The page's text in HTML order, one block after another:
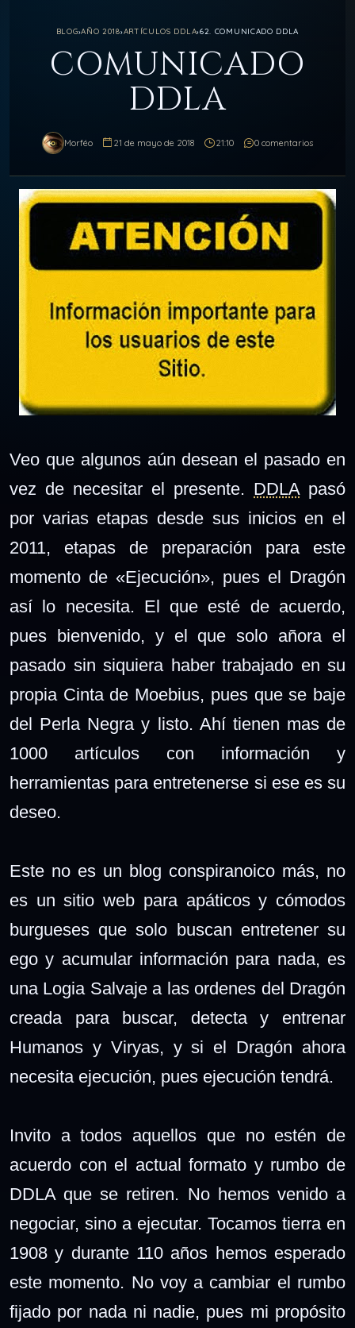
BLOG›AÑO 2018›ARTÍCULOS DDLA›62. COMUNICADO DDLA
COMUNICADO
DDLA
Morféo 21 de mayo de 2018 21:10 0 comentarios
Veo que algunos aún desean el pasado en
vez de necesitar el presente. DDLApasó
por varias etapas desde sus inicios en el
2011, etapas de preparación para este
momento de «Ejecución», pues el Dragón
así lo necesita. El que esté de acuerdo,
pues bienvenido, y el que solo añora el
pasado sin siquiera haber trabajado en su
propia Cinta de Moebius, pues que se baje
del Perla Negra y listo. Ahí tienen mas de
1000 artículos con información y
herramientas para entretenerse si ese es su
deseo.
Este no es un blog conspiranoico más, no
es un sitio web para apáticos y cómodos
burgueses que solo buscan entretener su
ego y acumular información para nada, es
una Logia Salvaje a las ordenes del Dragón
creada para buscar, detecta y entrenar
Humanos y Viryas, y si el Dragón ahora
necesita ejecución, pues ejecución tendrá.
Invito a todos aquellos que no estén de
acuerdo con el actual formato y rumbo de
DDLA que se retiren. No hemos venido a
negociar, sino a ejecutar. Tocamos tierra en
1908 y durante 110 años hemos esperado
este momento. No voy a cambiar el rumbo
fijado por nada ni nadie, pues mi propósito